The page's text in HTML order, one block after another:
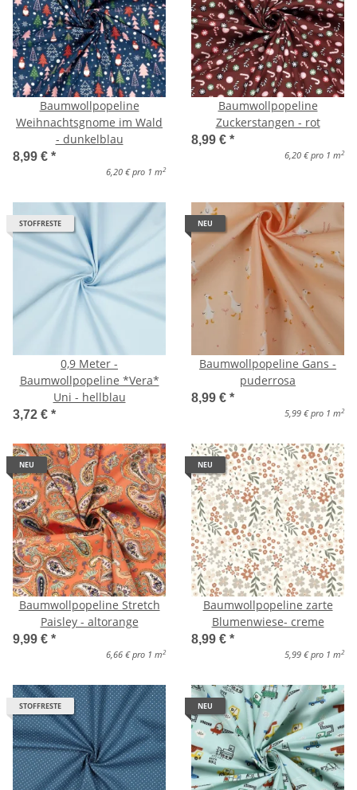
Baumwollpopeline
Weihnachtsgnome im Wald
- dunkelblau
8,99 € *
6,20 € pro 1 m 2
Baumwollpopeline
Zuckerstangen - rot
8,99 € *
6,20 € pro 1 m 2
STOFFRESTE
0,9 Meter -
Baumwollpopeline *Vera*
Uni - hellblau
3,72 € *
NEU
Baumwollpopeline Gans -
puderrosa
8,99 € *
5,99 € pro 1 m 2
NEU
Baumwollpopeline Stretch
Paisley - altorange
9,99 € *
6,66 € pro 1 m 2
NEU
Baumwollpopeline zarte
Blumenwiese- creme
8,99 € *
5,99 € pro 1 m 2
STOFFRESTE NEU